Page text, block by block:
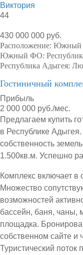
Виктория
44
430 000 000 руб.
Расположение:
Южный ФО:
Республика Адыгея:
Гостиничный
Прибыль
2 000 000 руб./мес.
Предлагаем купить
в Республике
собственность
1.500кв.м. Успешно
Комплекс включает в
Множество
возможностей
бассейн, баня, чаны,
площадка.
собственном сайте и
Туристический поток